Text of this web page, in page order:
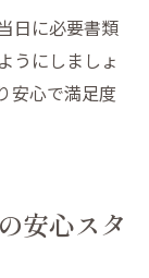
日に必要書類
うにしましょ
安心で満足度
安心スタ